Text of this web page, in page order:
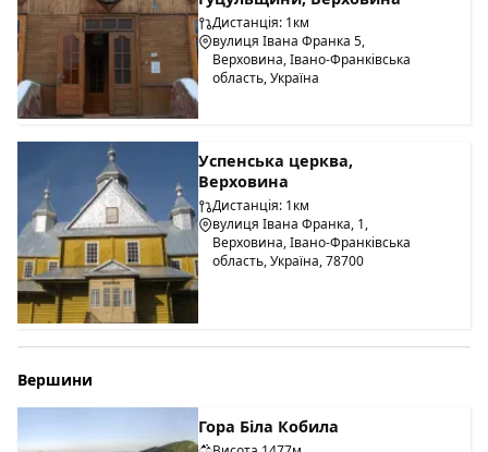
Дистанція: 1км
вулиця Івана Франка 5,
Верховина, Івано-Франківська
область, Україна
Успенська церква,
Верховина
Дистанція: 1км
вулиця Івана Франка, 1,
Верховина, Івано-Франківська
область, Україна, 78700
Вершини
Гора Біла Кобила